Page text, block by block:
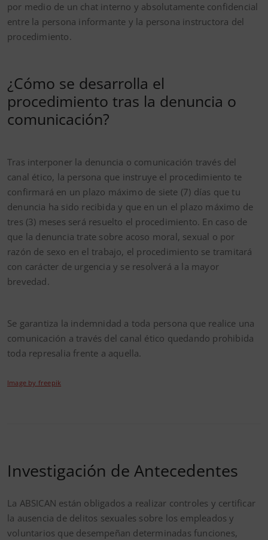
por medio de un chat interno y absolutamente confidencial
entre la persona informante y la persona instructora del
procedimiento.
¿Cómo se desarrolla el
procedimiento tras la denuncia o
comunicación?
Tras interponer la denuncia o comunicación través del
canal ético, la persona que instruye el procedimiento te
confirmará en un plazo máximo de siete (7) días que tu
denuncia ha sido recibida y que en un el plazo máximo de
tres (3) meses será resuelto el procedimiento. En caso de
que la denuncia trate sobre acoso moral, sexual o por
razón de sexo en el trabajo, el procedimiento se tramitará
con carácter de urgencia y se resolverá a la mayor
brevedad.
Se garantiza la indemnidad a toda persona que realice una
comunicación a través del canal ético quedando prohibida
toda represalia frente a aquella.
Image by freepik
Investigación de Antecedentes
La ABSICAN están obligados a realizar controles y certificar
la ausencia de delitos sexuales sobre los empleados y
voluntarios que desempeñan determinadas funciones,